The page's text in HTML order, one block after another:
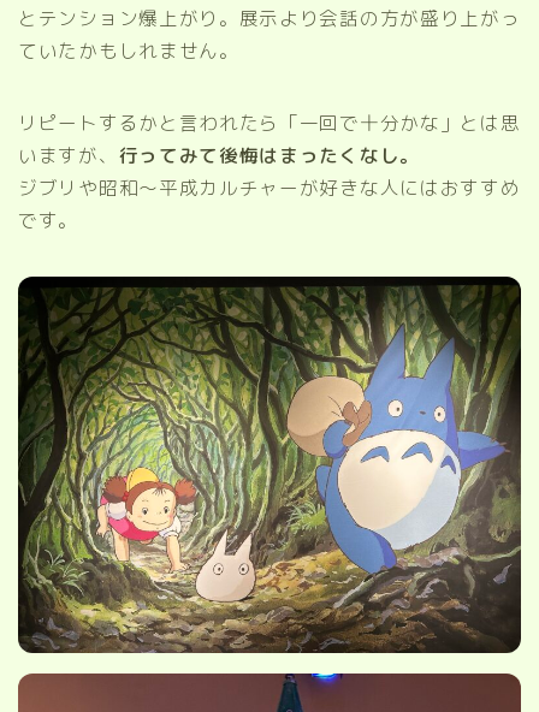
とテンション爆上がり。展示より会話の方が盛り上がっ
ていたかもしれません。
リピートするかと言われたら「一回で十分かな」とは思
いますが、 行ってみて後悔はまったくなし。
ジブリや昭和〜平成カルチャーが好きな人にはおすすめ
です。